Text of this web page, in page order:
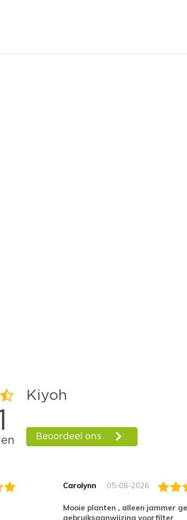
Carolynn 05-08-2026
Mooie planten , alleen jammer geen
gebruiksaanwijzing voorfilter